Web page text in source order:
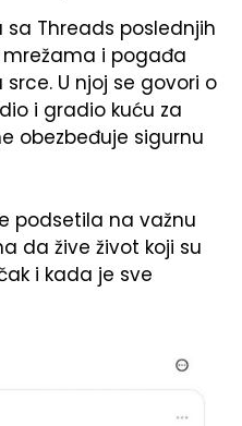
Threads poslednjih
i pogađa
U njoj se govori o
i gradio kuću za
obezbeđuje sigurnu
podsetila na važnu
da žive život koji su
i kada je sve